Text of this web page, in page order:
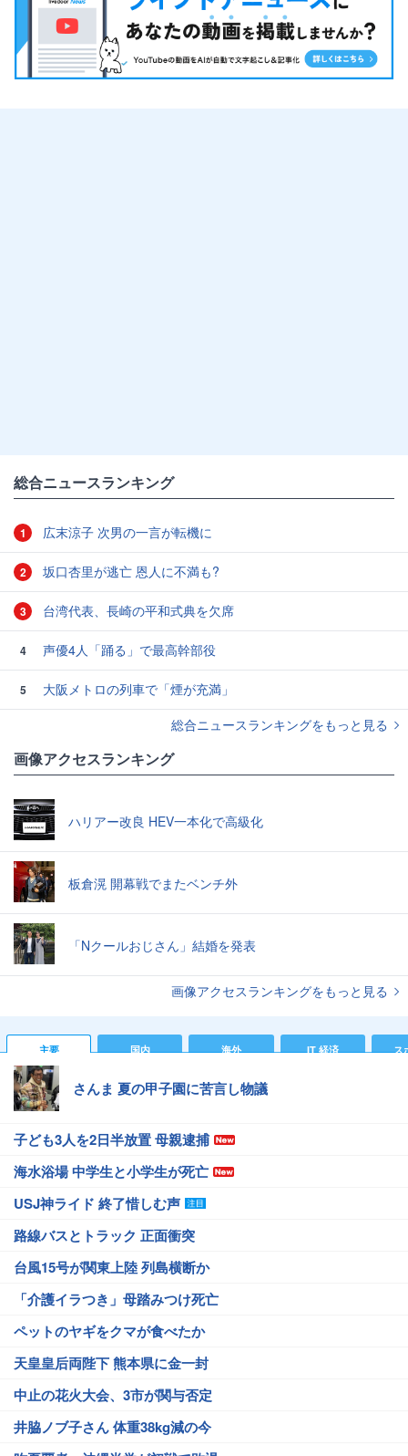
総合ニュースランキング
1 広末涼子 次男の一言が転機に
2 坂口杏里が逃亡 恩人に不満も?
3 台湾代表、長崎の平和式典を欠席
4 声優4人「踊る」で最高幹部役
5
大阪メトロの列車で「煙が充満」
総合ニュースランキングをもっと見る
画像アクセスランキング
ハリアー改良 HEV一本化で高級化
板倉滉 開幕戦でまたベンチ外
「Nクールおじさん」結婚を発表
画像アクセスランキングをもっと見る
主要 国内 海外 IT 経済 ス
さんま 夏の甲子園に苦言し物議
子ども3人を2日半放置 母親逮捕
海水浴場 中学生と小学生が死亡
USJ神ライド 終了惜しむ声
路線バスとトラック 正面衝突
台風15号が関東上陸 列島横断か
「介護イラつき」母踏みつけ死亡
ペットのヤギをクマが食べたか
天皇皇后両陛下 熊本県に金一封
中止の花火大会、3市が関与否定
井脇ノブ子さん 体重38kg減の今